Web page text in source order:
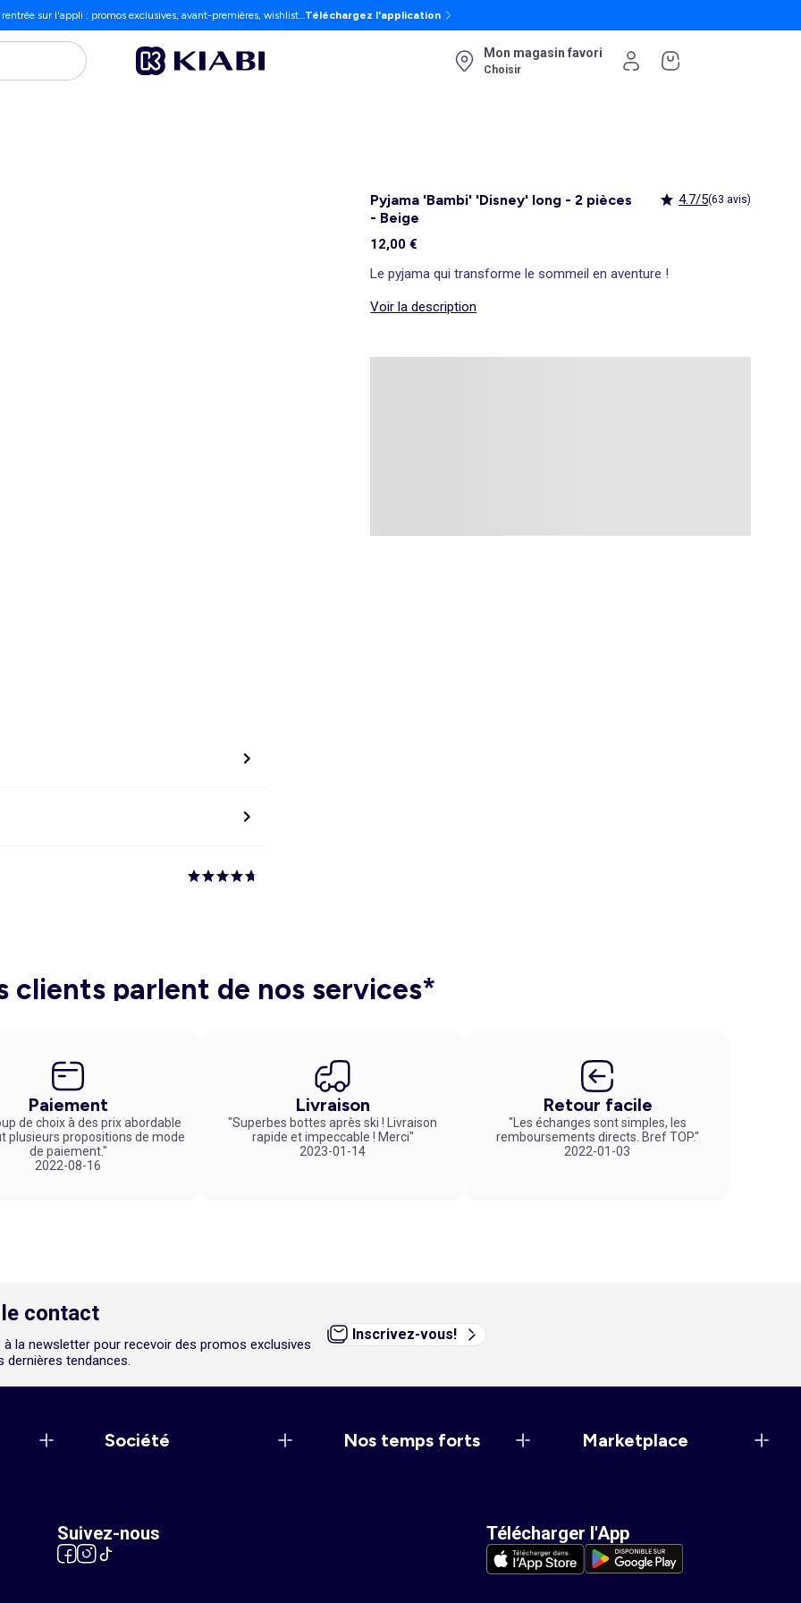
rentrée sur l'appli : promos exclusives, avant-premières, wishlist…Téléchargez l'application
Mon magasin favori
Choisir
Pyjama 'Bambi' 'Disney' long - 2 pièces
- Beige
4.7/5(63 avis)
12,00 €
Le pyjama qui transforme le sommeil en aventure !
Voir la description
clients parlent de nos services*
Paiement
de choix à des prix abordable
plusieurs propositions de mode
de paiement."
2022-08-16
Livraison
"Superbes bottes après ski ! Livraison
rapide et impeccable ! Merci"
2023-01-14
Retour facile
"Les échanges sont simples, les
remboursements directs. Bref TOP."
2022-01-03
contact
la newsletter pour recevoir des promos exclusives
dernières tendances.
Inscrivez-vous!
Société Nos temps forts Marketplace
Suivez-nous Télécharger l'App